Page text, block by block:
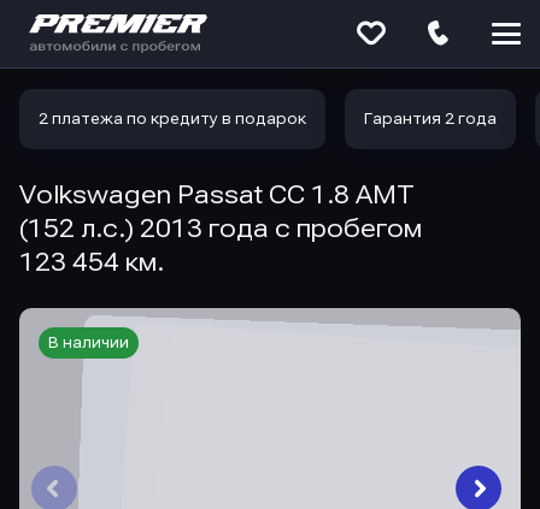
2 платежа по кредиту в подарок Гарантия 2 года
Volkswagen Passat CC 1.8 AMT
(152 л.с.) 2013 года с пробегом
123 454 км.
В наличии